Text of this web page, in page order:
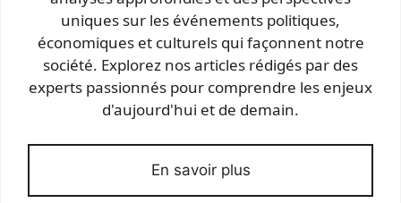
uniques sur les événements politiques,
économiques et culturels qui façonnent notre
société. Explorez nos articles rédigés par des
experts passionnés pour comprendre les enjeux
d'aujourd'hui et de demain.
En savoir plus